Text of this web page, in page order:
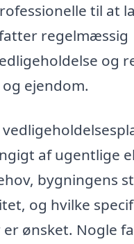
til at
regelmæssig
og
ejendom.
af ugentlige
bygningens
og hvilke
ønsket. Nogle